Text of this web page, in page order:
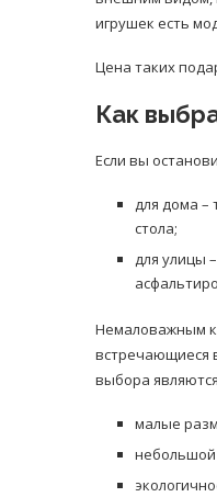
игрушек есть
Цена таких
Как
Если вы
для дома –
стола;
для улицы
Немаловажным
встречающиеся
выбора
малые